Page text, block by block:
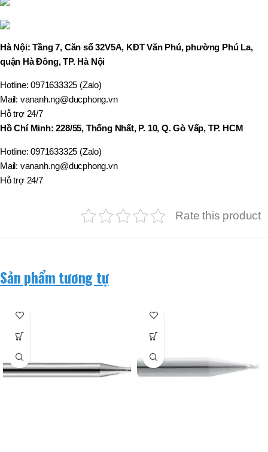
Hà Nội: Tầng 7, Căn số 32V5A, KĐT Văn Phú, phường Phú La,
quận Hà Đông, TP. Hà Nội
Hotline: 0971633325 (Zalo)
Mail: vananh.ng@ducphong.vn
Hỗ trợ 24/7
Hồ Chí Minh: 228/55, Thống Nhất, P. 10, Q. Gò Vấp, TP. HCM
Hotline: 0971633325 (Zalo)
Mail: vananh.ng@ducphong.vn
Hỗ trợ 24/7
Rate this product
Sản phẩm tương tự